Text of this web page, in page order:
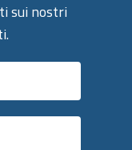
sui nostri